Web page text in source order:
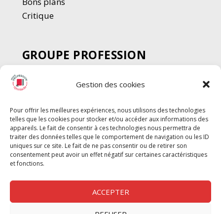
Gestion des cookies
Pour offrir les meilleures expériences, nous utilisons des technologies
telles que les cookies pour stocker et/ou accéder aux informations des
appareils. Le fait de consentir à ces technologies nous permettra de
traiter des données telles que le comportement de navigation ou les ID
uniques sur ce site. Le fait de ne pas consentir ou de retirer son
consentement peut avoir un effet négatif sur certaines caractéristiques
et fonctions.
ACCEPTER
Critique
GROUPE PROFESSION
SPECTACLE
Chèque Intermittents
Chèque Compta
Chèque Emploi Spectacle
G-Pods
Profession Audio-visuel